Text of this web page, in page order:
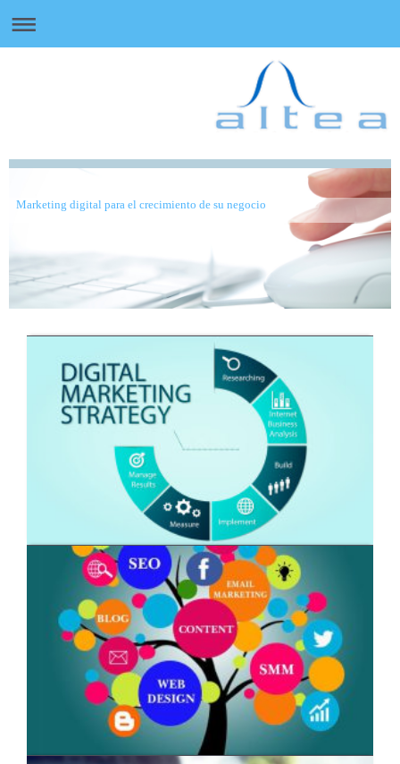
Marketing digital para el crecimiento de su negocio